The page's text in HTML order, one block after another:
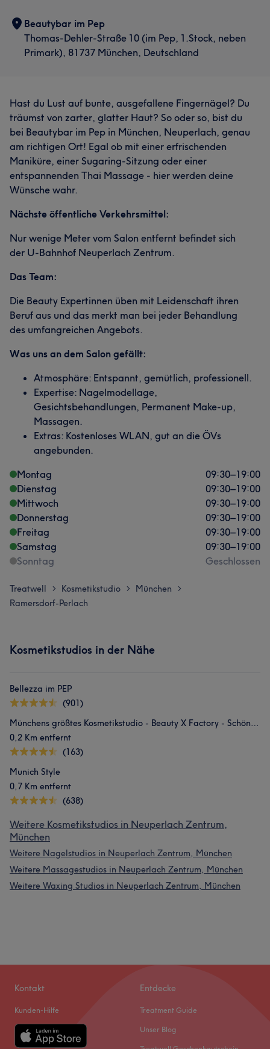
Beautybar im Pep
Thomas-Dehler-Straße 10 (im Pep, 1.Stock, neben
Primark), 81737 München, Deutschland
Hast du Lust auf bunte, ausgefallene Fingernägel? Du
träumst von zarter, glatter Haut? So oder so, bist du
bei Beautybar im Pep in München, Neuperlach, genau
am richtigen Ort! Egal ob mit einer erfrischenden
Maniküre, einer Sugaring-Sitzung oder einer
entspannenden Thai Massage - hier werden deine
Wünsche wahr.
Nächste öffentliche Verkehrsmittel:
Nur wenige Meter vom Salon entfernt befindet sich
der U-Bahnhof Neuperlach Zentrum.
Das Team:
Die Beauty Expertinnen üben mit Leidenschaft ihren
Beruf aus und das merkt man bei jeder Behandlung
des umfangreichen Angebots.
Was uns an dem Salon gefällt:
Atmosphäre: Entspannt, gemütlich, professionell.
Expertise: Nagelmodellage,
Gesichtsbehandlungen, Permanent Make-up,
Massagen.
Extras: Kostenloses WLAN, gut an die ÖVs
angebunden.
Montag
09:30–19:00
Dienstag
09:30–19:00
Mittwoch
09:30–19:00
Donnerstag
09:30–19:00
Freitag
09:30–19:00
Samstag
09:30–19:00
Sonntag
Geschlossen
Treatwell > Kosmetikstudio > München >
Ramersdorf-Perlach
Kosmetikstudios in der Nähe
Bellezza im PEP
(901)
Münchens größtes Kosmetikstudio - Beauty X Factory - Schönheitssalon - Perlach Plaza
0,2 Km entfernt
(163)
Munich Style
0,7 Km entfernt
(638)
Weitere Kosmetikstudios in Neuperlach Zentrum,
München
Weitere Nagelstudios in Neuperlach Zentrum, München
Weitere Massagestudios in Neuperlach Zentrum, München
Weitere Waxing Studios in Neuperlach Zentrum, München
Kontakt
Kunden-Hilfe
Entdecke
Treatment Guide
Unser Blog